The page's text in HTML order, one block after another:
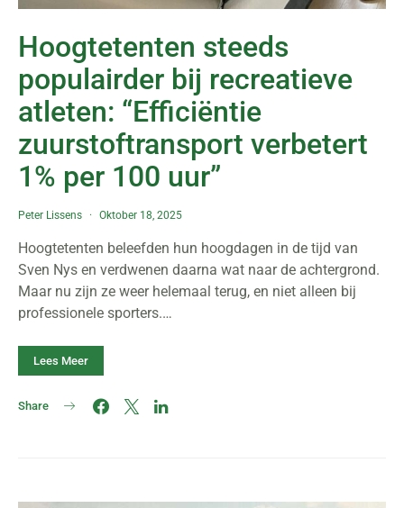
Hoogtetenten steeds
populairder bij recreatieve
atleten: “Efficiëntie
zuurstoftransport verbetert
1% per 100 uur”
Peter Lissens Oktober 18, 2025
Hoogtetenten beleefden hun hoogdagen in de tijd van
Sven Nys en verdwenen daarna wat naar de achtergrond.
Maar nu zijn ze weer helemaal terug, en niet alleen bij
professionele sporters.…
Lees Meer
Share